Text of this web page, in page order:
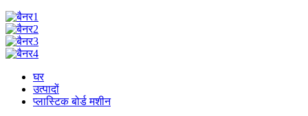
घर
उत्पादों
प्लास्टिक बोर्ड मशीन